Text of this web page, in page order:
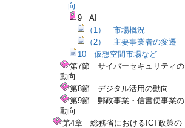
向
9 AI
（1） 市場概況
（2） 主要事業者の変遷
10 仮想空間市場など
第7節 サイバーセキュリティの
動向
第8節 デジタル活用の動向
第9節 郵政事業・信書便事業の
動向
第4章 総務省におけるICT政策の